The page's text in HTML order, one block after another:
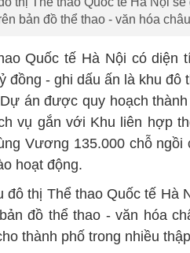
bản đồ thể thao - văn hóa
Quốc tế Hà Nội có diện
đồng - ghi dấu ấn là khu đô
án được quy hoạch
vụ gắn với Khu liên hợp
Vương 135.000 chỗ ngồi
hoạt động.
đô thị Thể thao Quốc tế Hà
đồ thể thao - văn hóa
thành phố trong nhiều